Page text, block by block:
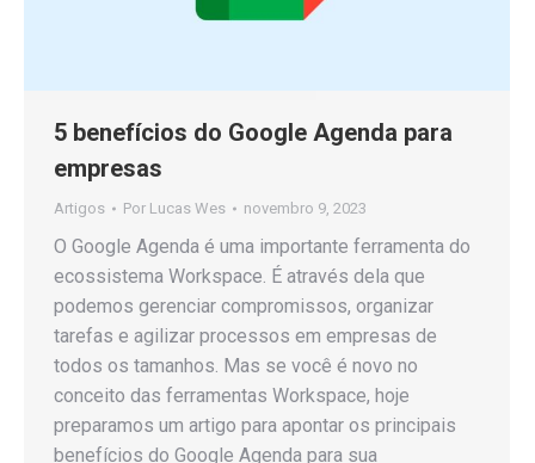
5 benefícios do Google Agenda para
empresas
Artigos Por Lucas Wes novembro 9, 2023
O Google Agenda é uma importante ferramenta do
ecossistema Workspace. É através dela que
podemos gerenciar compromissos, organizar
tarefas e agilizar processos em empresas de
todos os tamanhos. Mas se você é novo no
conceito das ferramentas Workspace, hoje
preparamos um artigo para apontar os principais
benefícios do Google Agenda para sua